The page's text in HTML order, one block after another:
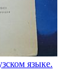
языке.